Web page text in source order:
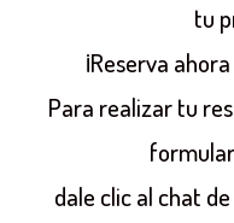
tu
¡Reserva
Para realizar tu
dale clic al chat